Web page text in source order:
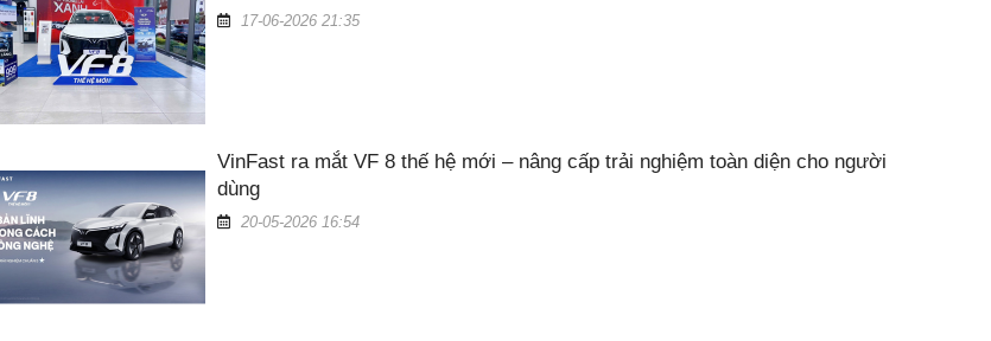
17-06-2026 21:35
VinFast ra mắt VF 8 thế hệ mới – nâng cấp trải nghiệm toàn diện cho người
dùng
20-05-2026 16:54